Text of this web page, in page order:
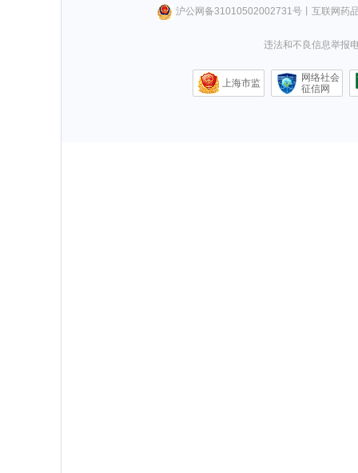
沪公网备31010502002731号丨 互联网药
违法和不良信息举报
上海市监
网络社会
征信网